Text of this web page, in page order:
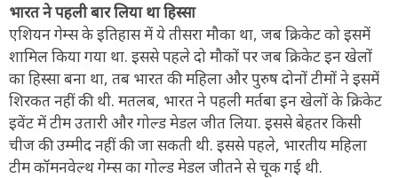
भारत ने पहली बार लिया था हिस्सा
एशियन गेम्स के इतिहास में ये तीसरा मौका था, जब क्रिकेट को इसमें
शामिल किया गया था. इससे पहले दो मौकों पर जब क्रिकेट इन खेलों
का हिस्सा बना था, तब भारत की महिला और पुरुष दोनों टीमों ने इसमें
शिरकत नहीं की थी. मतलब, भारत ने पहली मर्तबा इन खेलों के क्रिकेट
इवेंट में टीम उतारी और गोल्ड मेडल जीत लिया. इससे बेहतर किसी
चीज की उम्मीद नहीं की जा सकती थी. इससे पहले, भारतीय महिला
टीम कॉमनवेल्थ गेम्स का गोल्ड मेडल जीतने से चूक गई थी.